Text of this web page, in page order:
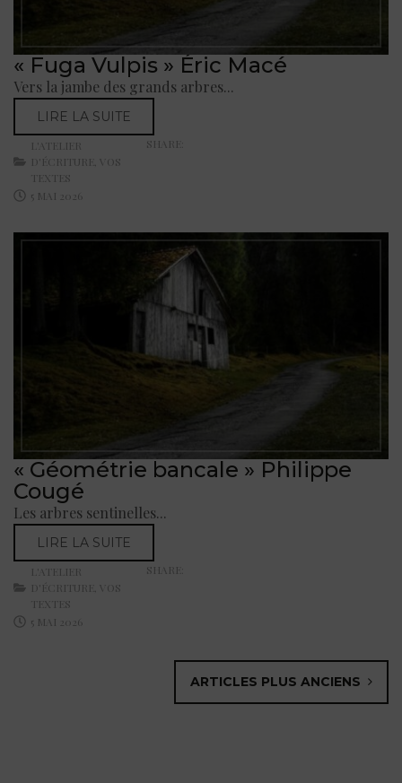
« Fuga Vulpis » Éric Macé
Vers la jambe des grands arbres...
LIRE LA SUITE
L'ATELIER
D'ÉCRITURE
VOS
TEXTES
5 MAI 2026
SHARE:
« Géométrie bancale » Philippe
Cougé
Les arbres sentinelles...
LIRE LA SUITE
L'ATELIER
D'ÉCRITURE
VOS
TEXTES
5 MAI 2026
SHARE:
ARTICLES PLUS ANCIENS